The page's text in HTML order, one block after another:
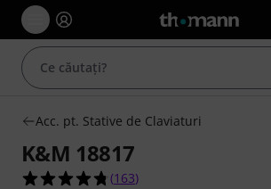
Acc. pt. Stative de Claviaturi
K&M 18817
4.7 din 5 stele din 163
(163)